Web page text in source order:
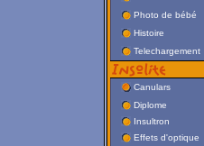
Photo de bébé
Histoire
Telechargement
Canulars
Diplome
Insultron
Effets d'optique